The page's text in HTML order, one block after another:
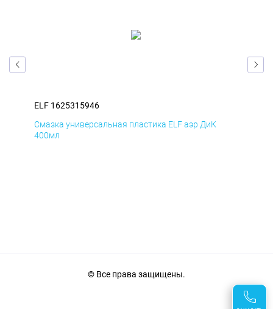
ELF 1625315946
Смазка универсальная пластика ELF аэр ДиК
400мл
© Все права защищены.